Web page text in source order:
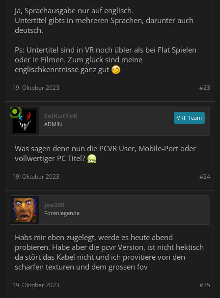
Ja, Sprachausgabe nur auf englisch.
Untertitel gibts in mehreren Sprachen, darunter auch
deutsch.
Ps: Untertitel sind in VR noch übler als bei Flat Spielen
oder in Filmen. Zum glück sind meine
englischkenntnisse ganz gut
#23
19. Oktober 2023
SolKutTeR
ADMIN
VRF Team
Was sagen denn nun die PCVR User, Mobile-Port oder
vollwertiger PC Titel?
#24
19. Oktober 2023
joe209
Forenlegende
Habs mir eben zugelegt, werde es heute abend
probieren. Habe aber die pcvr Version, ist nicht hektisch
da stört das Kabel nicht und ich provitiere von den
scharfen texturen und dem grossen fov
#25
19. Oktober 2023